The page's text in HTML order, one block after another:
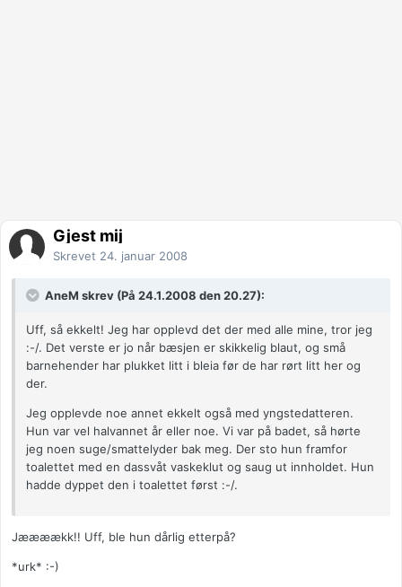
Gjest mij
Skrevet 24. januar 2008
AneM skrev (På 24.1.2008 den 20.27):
Uff, så ekkelt! Jeg har opplevd det der med alle mine, tror jeg
:-/. Det verste er jo når bæsjen er skikkelig blaut, og små
barnehender har plukket litt i bleia før de har rørt litt her og
der.
Jeg opplevde noe annet ekkelt også med yngstedatteren.
Hun var vel halvannet år eller noe. Vi var på badet, så hørte
jeg noen suge/smattelyder bak meg. Der sto hun framfor
toalettet med en dassvåt vaskeklut og saug ut innholdet. Hun
hadde dyppet den i toalettet først :-/.
Jæææækk!! Uff, ble hun dårlig etterpå?
*urk* :-)